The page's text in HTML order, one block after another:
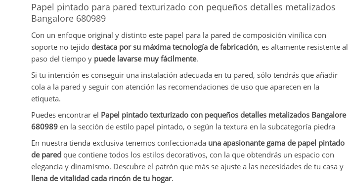
Papel pintado para pared texturizado con pequeños detalles metalizados
Bangalore 680989
Con un enfoque original y distinto este papel para la pared de composición vinílica con
soporte no tejido destaca por su máxima tecnología de fabricación, es altamente resistente al
paso del tiempo y puede lavarse muy fácilmente.
Si tu intención es conseguir una instalación adecuada en tu pared, sólo tendrás que añadir
cola a la pared y seguir con atención las recomendaciones de uso que aparecen en la
etiqueta.
Puedes encontrar el Papel pintado texturizado con pequeños detalles metalizados Bangalore
680989 en la sección de estilo papel pintado, o según la textura en la subcategoría piedra
En nuestra tienda exclusiva tenemos confeccionada una apasionante gama de papel pintado
de pared que contiene todos los estilos decorativos, con la que obtendrás un espacio con
elegancia y dinamismo. Descubre el patrón que más se ajuste a las necesidades de tu casa y
llena de vitalidad cada rincón de tu hogar.